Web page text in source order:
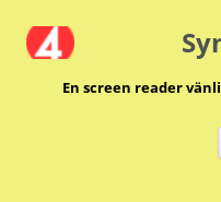
till
innehåll
En screen reader